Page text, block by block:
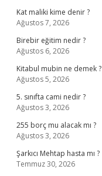
Kat maliki kime denir ?
Ağustos 7, 2026
Birebir eğitim nedir ?
Ağustos 6, 2026
Kitabul mubin ne demek ?
Ağustos 5, 2026
5. sınıfta cami nedir ?
Ağustos 3, 2026
255 borç mu alacak mı ?
Ağustos 3, 2026
Şarkıcı Mehtap hasta mı ?
Temmuz 30, 2026